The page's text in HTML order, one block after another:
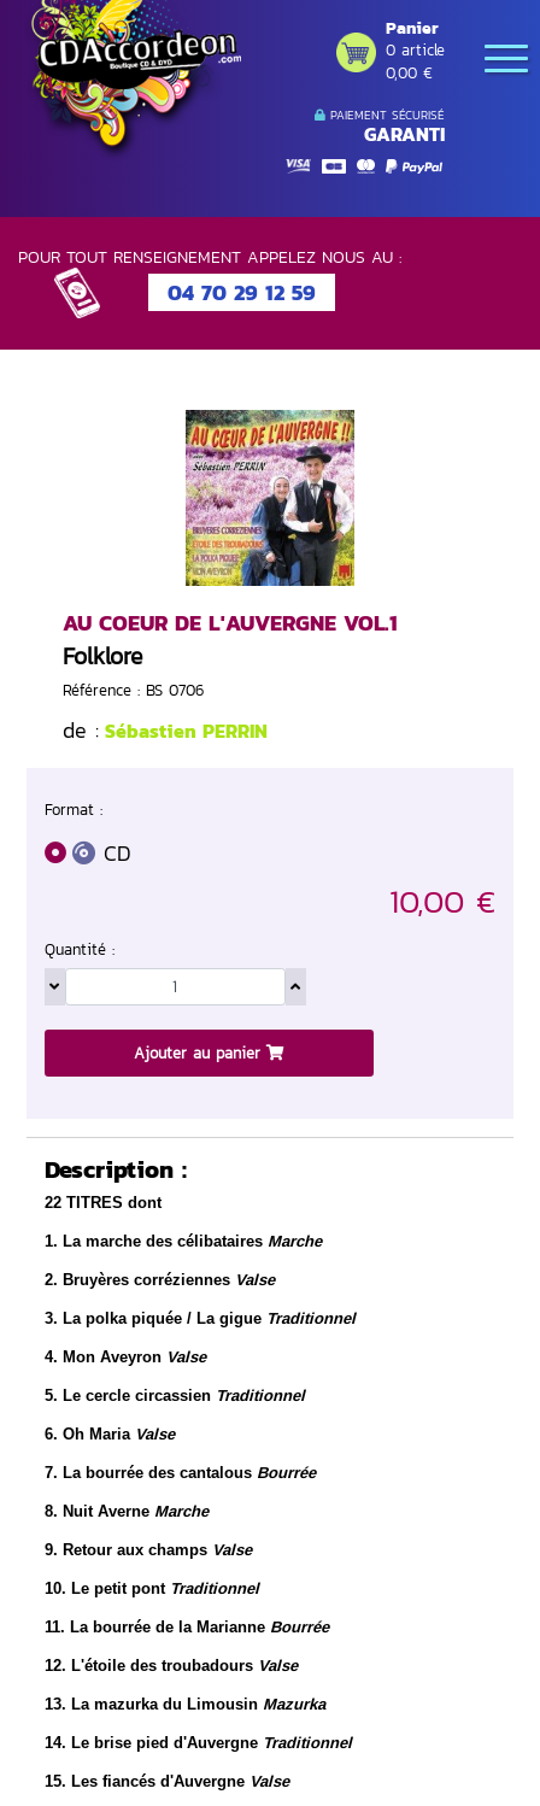
PAIEMENT SÉCURISÉ
GARANTI
Panier
0 article
0,00 €
POUR TOUT RENSEIGNEMENT APPELEZ NOUS AU :
04 70 29 12 59
AU COEUR DE L'AUVERGNE VOL.1
Folklore
Référence : BS 0706
de : Sébastien PERRIN
Format :
CD
10,00 €
Quantité :
Ajouter au panier
Description :
22 TITRES dont
1. La marche des célibataires Marche
2. Bruyères corréziennes Valse
3. La polka piquée / La gigue Traditionnel
4. Mon Aveyron Valse
5. Le cercle circassien Traditionnel
6. Oh Maria Valse
7. La bourrée des cantalous Bourrée
8. Nuit Averne Marche
9. Retour aux champs Valse
10. Le petit pont Traditionnel
11. La bourrée de la Marianne Bourrée
12. L'étoile des troubadours Valse
13. La mazurka du Limousin Mazurka
14. Le brise pied d'Auvergne Traditionnel
15. Les fiancés d'Auvergne Valse